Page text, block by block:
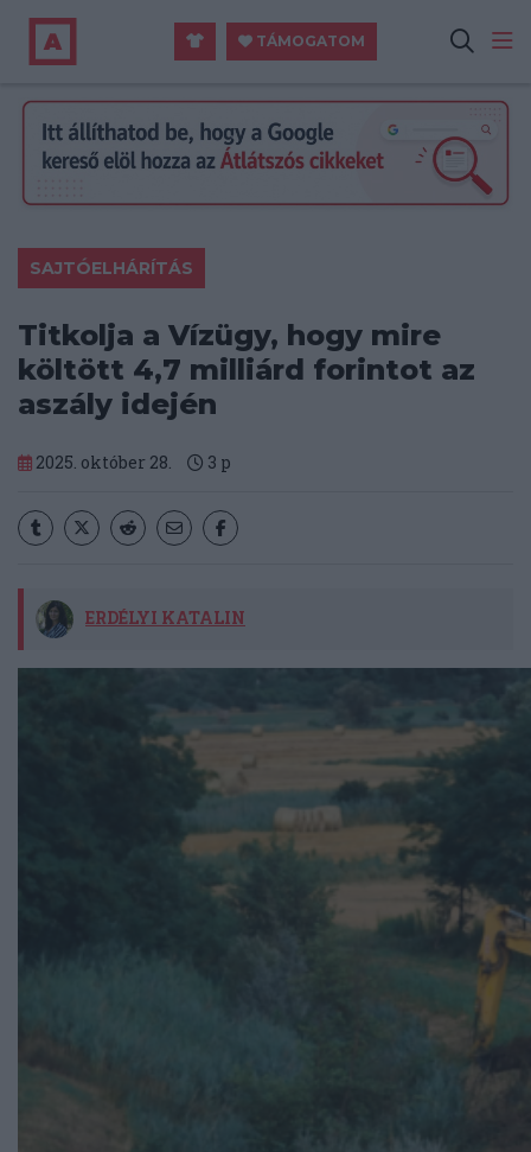
TÁMOGATOM
SAJTÓELHÁRÍTÁS
Titkolja a Vízügy, hogy mire
költött 4,7 milliárd forintot az
aszály idején
2025. október 28. 3 p
ERDÉLYI KATALIN